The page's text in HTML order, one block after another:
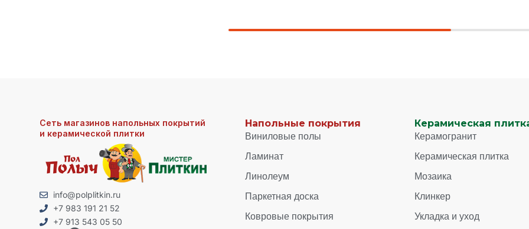
Сеть магазинов напольных покрытий
и керамической плитки
info@polplitkin.ru
+7 983 191 21 52
+7 913 543 05 50
Напольные покрытия
Виниловые полы
Ламинат
Линолеум
Паркетная доска
Ковровые покрытия
Керамическая
Керамогранит
Керамическая плитка
Мозаика
Клинкер
Укладка и уход